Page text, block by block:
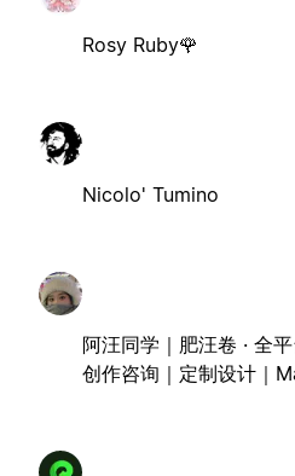
Rosy Ruby🌹
Nicolo' Tumino
阿汪同学｜肥汪卷 · 全
创作咨询｜定制设计｜